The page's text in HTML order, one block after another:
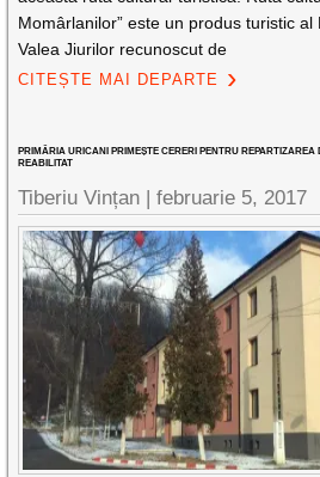
Momârlanilor” este un produs turistic
Valea Jiurilor recunoscut de
CITEȘTE MAI DEPARTE
PRIMĂRIA URICANI PRIMEȘTE CERERI PENTRU
REABILITAT
Tiberiu Vințan |februarie 5, 2017